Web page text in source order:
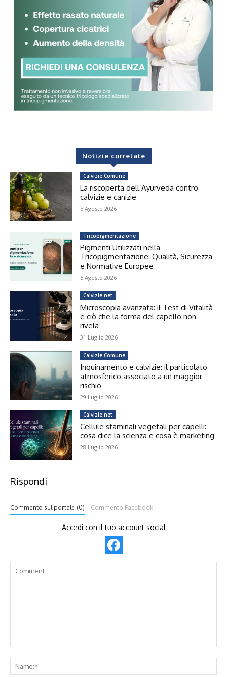
Notizie correlate
Calvizie Comune
La riscoperta dell’Ayurveda contro
calvizie e canizie
5 Agosto 2026
Tricopigmentazione
Pigmenti Utilizzati nella
Tricopigmentazione: Qualità, Sicurezza
e Normative Europee
5 Agosto 2026
Calvizie.net
Microscopia avanzata: il Test di Vitalità
e ciò che la forma del capello non
rivela
31 Luglio 2026
Calvizie Comune
Inquinamento e calvizie: il particolato
atmosferico associato a un maggior
rischio
29 Luglio 2026
Calvizie.net
Cellule staminali vegetali per capelli:
cosa dice la scienza e cosa è marketing
28 Luglio 2026
Rispondi
Commento sul portale (0) Commento Facebook
Accedi con il tuo account social